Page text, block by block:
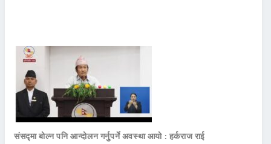
संसद्मा बोल्न पनि आन्दोलन गर्नुपर्ने अवस्था आयो : हर्कराज राई